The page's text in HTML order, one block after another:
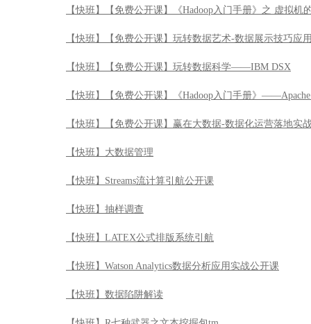
【快班】【免费公开课】《Hadoop入门手册》之 虚拟机
【快班】【免费公开课】玩转数据艺术-数据展示技巧应
【快班】【免费公开课】玩转数据科学——IBM DSX
【快班】【免费公开课】《Hadoop入门手册》
【快班】【免费公开课】赢在大数据-数据化运营落地实
【快班】大数据管理
【快班】Streams流计算引航公开课
【快班】抽样调查
【快班】LATEX公式排版系统引航
【快班】Watson Analytics数据分析应用实战公开课
【快班】数据陷阱解读